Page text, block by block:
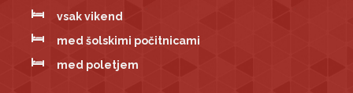
vsak vikend
med šolskimi počitnicami
med poletjem